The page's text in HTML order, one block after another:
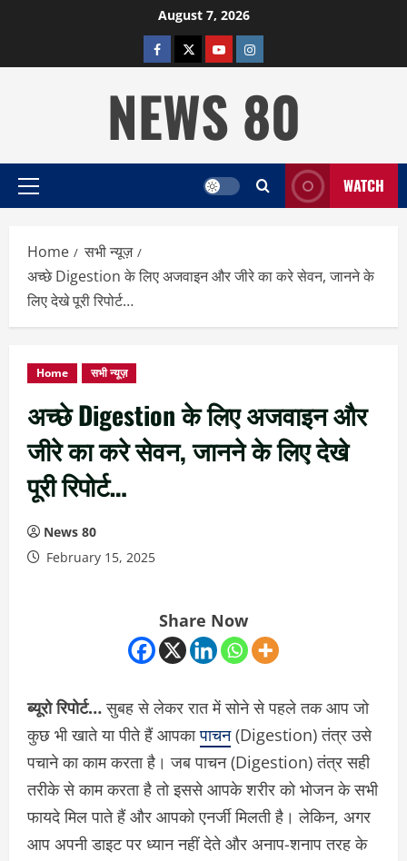
August 7, 2026
facebooktwitterYOUTUBE
instagram
NEWS 80
Primary
WATCH
Home
सभी न्यूज़
अच्छे Digestion के लिए अजवाइन और जीरे का करे सेवन, जानने के
लिए देखे पूरी रिपोर्ट…
Home सभी न्यूज़
अच्छे Digestion के लिए अजवाइन और
जीरे का करे सेवन, जानने के लिए देखे
पूरी रिपोर्ट…
News 80
February 15, 2025
Share Now
ब्यूरो रिपोर्ट…सुबह से लेकर रात में सोने से पहले तक आप जो
कुछ भी खाते या पीते हैं आपकापाचन(Digestion) तंत्र उसे
पचाने का काम करता है। जब पाचन (Digestion) तंत्र सही
तरीके से काम करता है तो इससे आपके शरीर को भोजन के सभी
फायदे मिल पाते हैं और आपको एनर्जी मिलती है। लेकिन, अगर
आप अपनी डाइट पर ध्यान नहीं देते और अनाप-शनाप तरह के